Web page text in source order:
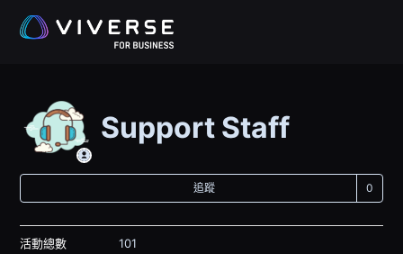
Support Staff
追蹤 尚
活動總數
101